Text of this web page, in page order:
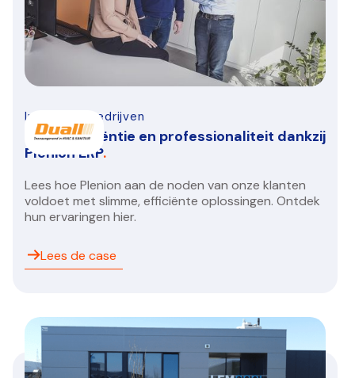
Infra-bouwbedrijven
Duall: Efficiëntie en professionaliteit dankzij
Plenion ERP.
Lees hoe Plenion aan de noden van onze klanten
voldoet met slimme, efficiënte oplossingen. Ontdek
hun ervaringen hier.
Lees de case